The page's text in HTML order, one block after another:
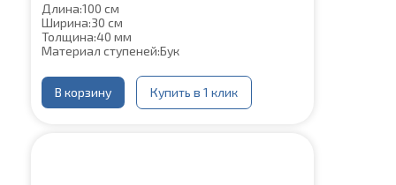
Длина:100 см
Ширина:30 см
Толщина:40 мм
Материал ступеней:Бук
В корзину Купить в 1 клик